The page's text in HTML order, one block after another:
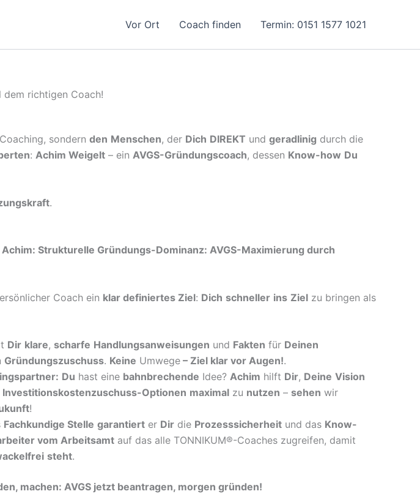
Vor Ort Coach finden Termin: 0151 1577 1021
dem richtigen Coach!
sondern den Menschen, der Dich DIREKT und geradlinig durch die
: Achim Weigelt – ein AVGS-Gründungscoach, dessen Know-how Du
.
Strukturelle Gründungs-Dominanz: AVGS-Maximierung durch
Coach ein klar definiertes Ziel: Dich schneller ins Ziel zu bringen als
Dir klare, scharfe Handlungsanweisungen und Fakten für Deinen
Gründungszuschuss. Keine Umwege – Ziel klar vor Augen!.
Du hast eine bahnbrechende Idee? Achim hilft Dir, Deine Vision
Investitionskostenzuschuss-Optionen maximal zu nutzen – sehen wir
!
Fachkundige Stelle garantiert er Dir die Prozesssicherheit und das Know-
vom Arbeitsamt auf das alle TONNIKUM®-Coaches zugreifen, damit
steht.
machen: AVGS jetzt beantragen, morgen gründen!